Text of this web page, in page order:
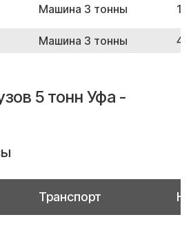
Машина 3 тонны
Машина 3 тонны
5 тонн Уфа -
Транспорт